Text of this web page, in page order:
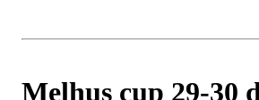
Melhus cup 29-30